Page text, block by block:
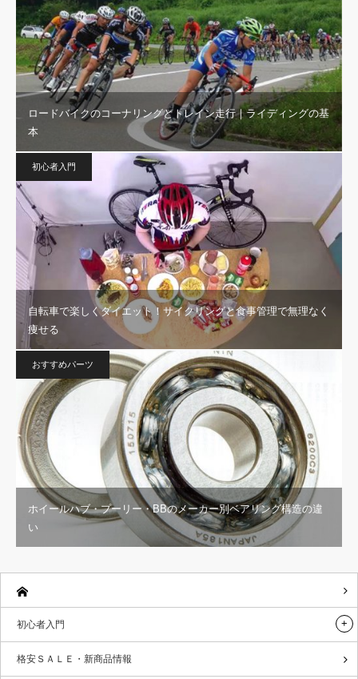
ロードバイクのコーナリングとトレイン走行｜ライディングの基
本
初心者入門
自転車で楽しくダイエット！サイクリングと食事管理で無理なく
痩せる
おすすめパーツ
ホイールハブ・プーリー・BBのメーカー別ベアリング構造の違
い
初心者入門
格安ＳＡＬＥ・新商品情報